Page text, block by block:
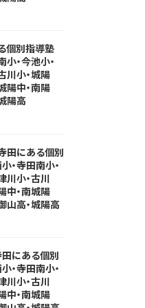
個別指導塾
・今池小・
川小・城陽
陽中・南陽
陽高
田にある個別
寺田南小・
川小・古川
中・南城陽
山高・城陽高
にある個別
寺田南小・
川小・古川
中・南城陽